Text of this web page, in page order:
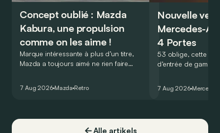
Concept oublié : Mazda
Kabura, une propulsion
comme on les aime !
Marque intéressante à plus d’un titre,
Mazda a toujours aimé ne rien faire
de la plus belle des manières…
7 Aug 2026 Mazda Retro
Nouvelle
Mercedes-
4 Portes
53 oblige, cette
d’entrée de
moins…
7 Aug 2026 Mercedes
Alle artikels